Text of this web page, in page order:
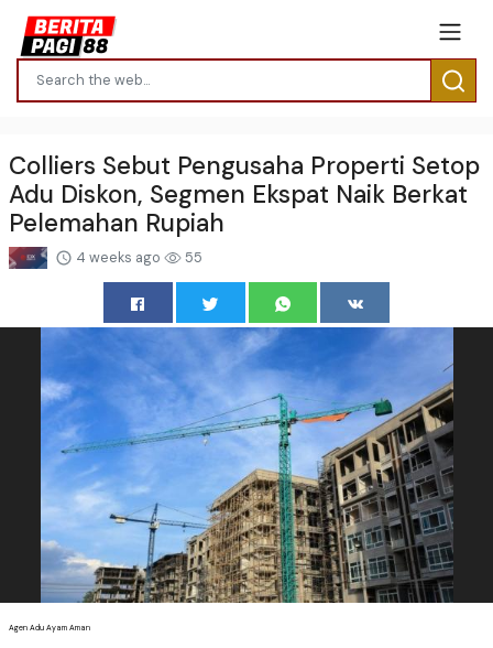
Colliers Sebut Pengusaha Properti Setop
Adu Diskon, Segmen Ekspat Naik Berkat
Pelemahan Rupiah
4 weeks ago 55
Agen Adu Ayam Aman